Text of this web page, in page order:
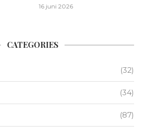
16 juni 2026
CATEGORIES
(32)
(34)
(87)